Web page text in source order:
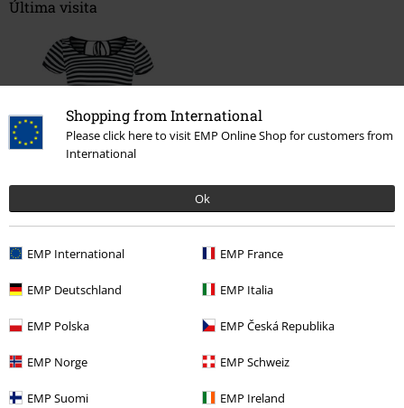
Shopping from International
Please click here to visit EMP Online Shop for customers from
International
Ok
EMP International EMP France
EMP Deutschland EMP Italia
EMP Polska EMP Česká Republika
EMP Norge EMP Schweiz
EMP Suomi EMP Ireland
Última visita
%
19,99 €
Más categorías. Más opciones